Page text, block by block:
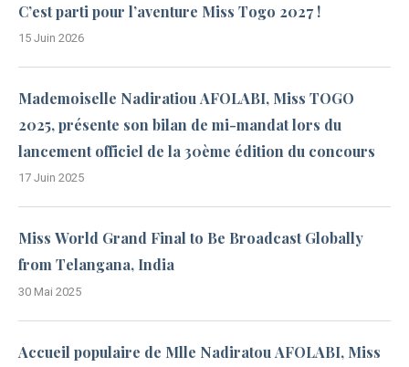
C’est parti pour l’aventure Miss Togo 2027 !
15 Juin 2026
Mademoiselle Nadiratiou AFOLABI, Miss TOGO
2025, présente son bilan de mi-mandat lors du
lancement officiel de la 30ème édition du concours
17 Juin 2025
Miss World Grand Final to Be Broadcast Globally
from Telangana, India
30 Mai 2025
Accueil populaire de Mlle Nadiratou AFOLABI, Miss